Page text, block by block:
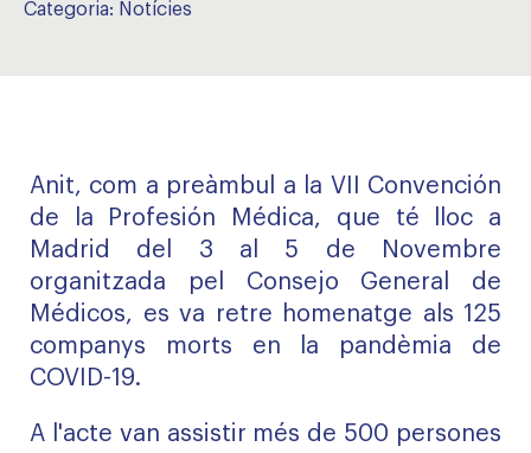
Categoria: Notícies
Anit, com a preàmbul a la VII Convención
de la Profesión Médica, que té lloc a
Madrid del 3 al 5 de Novembre
organitzada pel Consejo General de
Médicos, es va retre homenatge als 125
companys morts en la pandèmia de
COVID-19.
A l'acte van assistir més de 500 persones